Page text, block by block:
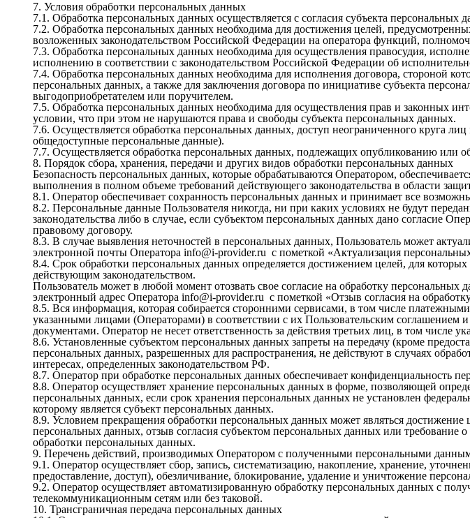
7. Условия обработки персональных данных
7.1. Обработка персональных данных осуществляется с согласия субъекта
7.2. Обработка персональных данных необходима для достижения целей,
возложенных законодательством Российской Федерации на оператора функций,
7.3. Обработка персональных данных необходима для осуществления правосудия,
исполнению в соответствии с законодательством Российской Федерации об
7.4. Обработка персональных данных необходима для исполнения договора, стороной
персональных данных, а также для заключения договора по инициативе субъекта
выгодоприобретателем или поручителем.
7.5. Обработка персональных данных необходима для осуществления прав и законных
условии, что при этом не нарушаются права и свободы субъекта персональных данных.
7.6. Осуществляется обработка персональных данных, доступ неограниченного круга
общедоступные персональные данные).
7.7. Осуществляется обработка персональных данных, подлежащих опубликованию или
8. Порядок сбора, хранения, передачи и других видов обработки персональных данных
Безопасность персональных данных, которые обрабатываются Оператором,
выполнения в полном объеме требований действующего законодательства в области
8.1. Оператор обеспечивает сохранность персональных данных и принимает все
8.2. Персональные данные Пользователя никогда, ни при каких условиях не будут
законодательства либо в случае, если субъектом персональных данных дано согласие
правовому договору.
8.3. В случае выявления неточностей в персональных данных, Пользователь может
электронной почты Оператора info@i-provider.ru  с пометкой «Актуализация
8.4. Срок обработки персональных данных определяется достижением целей, для
действующим законодательством.
Пользователь может в любой момент отозвать свое согласие на обработку
электронный адрес Оператора info@i-provider.ru  с пометкой «Отзыв согласия на
8.5. Вся информация, которая собирается сторонними сервисами, в том числе
указанными лицами (Операторами) в соответствии с их Пользовательским
документами. Оператор не несет ответственность за действия третьих лиц, в том числе
8.6. Установленные субъектом персональных данных запреты на передачу (кроме
персональных данных, разрешенных для распространения, не действуют в случаях
интересах, определенных законодательством РФ.
8.7. Оператор при обработке персональных данных обеспечивает конфиденциальность
8.8. Оператор осуществляет хранение персональных данных в форме, позволяющей
персональных данных, если срок хранения персональных данных не установлен
которому является субъект персональных данных.
8.9. Условием прекращения обработки персональных данных может являться достижение
персональных данных, отзыв согласия субъектом персональных данных или
обработки персональных данных.
9. Перечень действий, производимых Оператором с полученными персональными
9.1. Оператор осуществляет сбор, запись, систематизацию, накопление, хранение,
предоставление, доступ), обезличивание, блокирование, удаление и уничтожение
9.2. Оператор осуществляет автоматизированную обработку персональных данных с
телекоммуникационным сетям или без таковой.
10. Трансграничная передача персональных данных